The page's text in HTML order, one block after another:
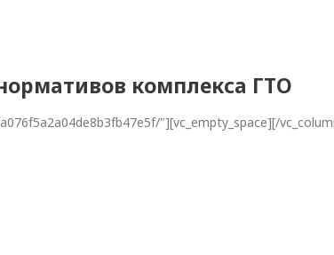
комплекса ГТО
"][vc_empty_space][/